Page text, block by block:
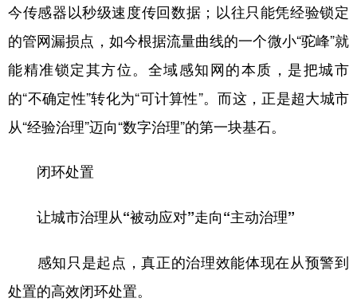
今传感器以秒级速度传回数据；以往只能凭经验锁定
的管网漏损点，如今根据流量曲线的一个微小“驼峰”就
能精准锁定其方位。全域感知网的本质，是把城市
的“不确定性”转化为“可计算性”。而这，正是超大城市
从“经验治理”迈向“数字治理”的第一块基石。
闭环处置
让城市治理从“被动应对”走向“主动治理”
感知只是起点，真正的治理效能体现在从预警到
处置的高效闭环处置。